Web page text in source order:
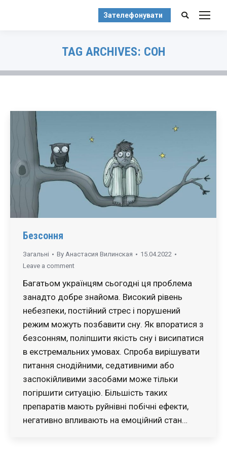
Зателефонувати Search:
TAG ARCHIVES: СОН
Безсоння
Загальні By Анастасия Вилинская
15.04.2022
Leave a comment
Багатьом українцям сьогодні ця проблема
занадто добре знайома. Високий рівень
небезпеки, постійний стрес і порушений
режим можуть позбавити сну. Як впоратися з
безсонням, поліпшити якість сну і висипатися
в екстремальних умовах. Спроба вирішувати
питання снодійними, седативними або
заспокійливими засобами може тільки
погіршити ситуацію. Більшість таких
препаратів мають руйнівні побічні ефекти,
негативно впливають на емоційний стан…